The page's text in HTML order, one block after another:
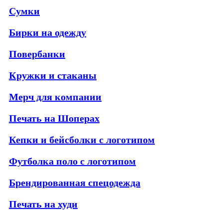
Сумки
Бирки на одежду
Повербанки
Кружки и стаканы
Мерч для компании
Печать на Шоперах
Кепки и бейсболки с логотипом
Футболка поло с логотипом
Брендированная спецодежда
Печать на худи